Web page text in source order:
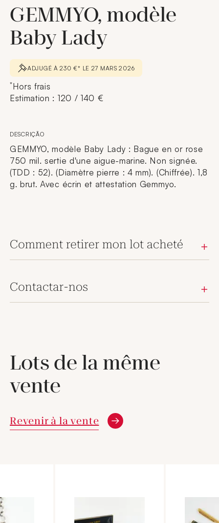
GEMMYO, modèle
Baby Lady
ADJUGÉ À 230 €* LE 27 MARS 2026
*Hors frais
Estimation : 120 / 140 €
DESCRIÇÃO
GEMMYO, modèle Baby Lady : Bague en or rose
750 mil. sertie d'une aigue-marine. Non signée.
(TDD : 52). (Diamètre pierre : 4 mm). (Chiffrée). 1,8
g. brut. Avec écrin et attestation Gemmyo.
Comment retirer mon lot acheté
Contactar-nos
Lots de la même
vente
Revenir à la vente